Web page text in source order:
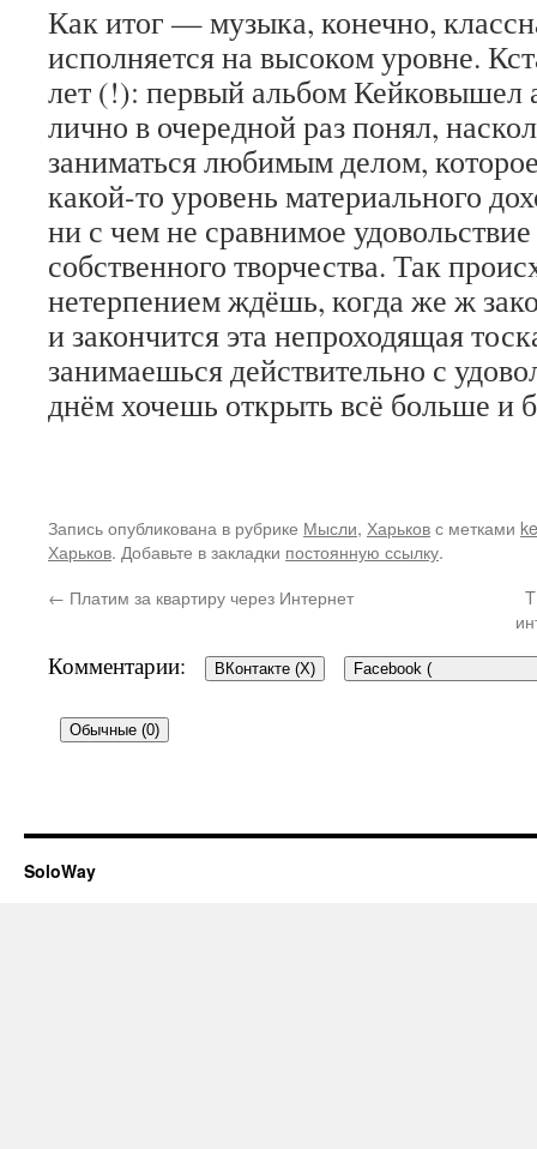
Как итог — музыка, конечно,
исполняется на высоком уровне.
лет (!): первый альбом Кейковышел
лично в очередной раз понял,
заниматься любимым делом,
какой-то уровень материального
ни с чем не сравнимое
собственного творчества. Так
нетерпением ждёшь, когда же ж
и закончится эта непроходящая
занимаешься действительно с
днём хочешь открыть всё больше и
Запись опубликована в рубрике Мысли, Харьковс метками
Харьков. Добавьте в закладки постоянную ссылку.
← Платим за квартиру через Интернет
Комментарии: ВКонтакте (X) Facebook (
Обычные (0)
Добавить комментарий
SoloWay